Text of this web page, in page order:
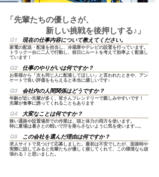
「先輩たちの優しさが、
新しい挑戦を後押しする♪」
Q1現在の仕事内容について教えてください。
家電の配送・配達を担当し、冷蔵庫やテレビの設置を行っています。
トラック一台に二人で行動し、前日にルートを考えて効率よく配達し
ています！
Q2仕事のやりがいは何ですか？
お客様から「次も同じ人に配達してほしい」と言われたときや、
アン
ケートで良い評価をもらえると本当に嬉しいです♪
Q3会社内の人間関係はどうですか？
年齢が近い先輩が多く、皆さんフレンドリーで親しみやすいです！
先輩が食事に誘ってくれることもあります
Q4大変なことは何ですか？
狭い通路や設置場所での作業は、頭と体力の両方を使います。
特に夏場は暑さとの戦いで汗を垂らさないように気を使います…。
Q5この会社を選んだ理由は何ですか？
求人サイトで見つけて応募しました。最初は不安でしたが、面接時や
実際に話してみると先輩たちが優しく接してくれて、この環境なら頑
張れる！と思いました。